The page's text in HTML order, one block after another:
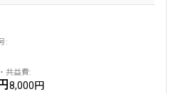
8,000円